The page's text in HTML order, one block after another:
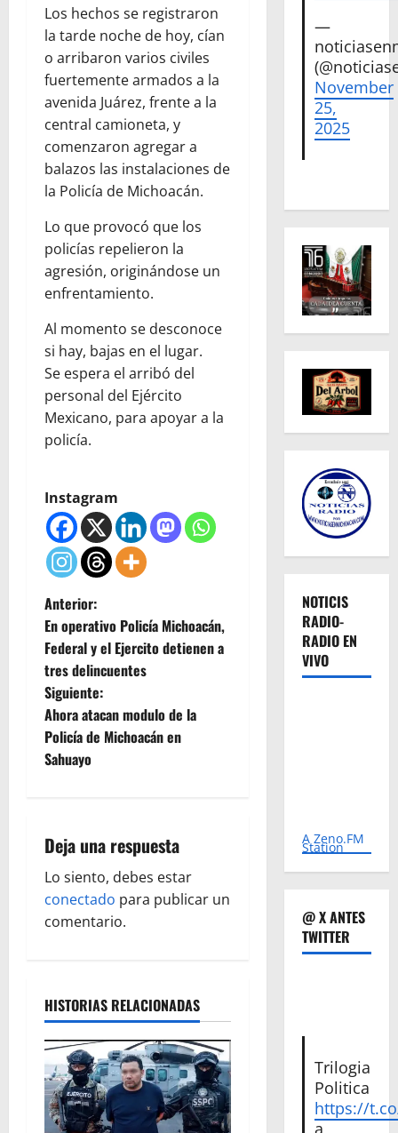
Los hechos se registraron
la tarde noche de hoy, cían
o arribaron varios civiles
fuertemente armados a la
avenida Juárez, frente a la
central camioneta, y
comenzaron agregar a
balazos las instalaciones de
la Policía de Michoacán.
Lo que provocó que los
policías repelieron la
agresión, originándose un
enfrentamiento.
Al momento se desconoce
si hay, bajas en el lugar.
Se espera el arribó del
personal del Ejército
Mexicano, para apoyar a la
policía.
Instagram
N
a
v
e
g
c
i
ó
e
e
n
Anterior:
En operativo Policía Michoacán,
Federal y el Ejercito detienen a
tres delincuentes
Siguiente:
Ahora atacan modulo de la
Policía de Michoacán en
Sahuayo
Deja una respuesta
Lo siento, debes estar
conectado para publicar un
comentario.
HISTORIAS RELACIONADAS
—
November
25,
2025
NOTICIS
RADIO-
RADIO EN
VIVO
A Zeno.FM
Station
@ X ANTES
TWITTER
Trilogia
Politica
https://